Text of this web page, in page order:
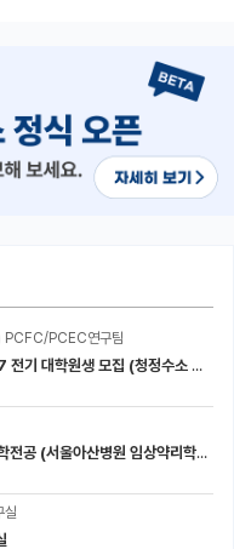
PCFC/PCEC연구팀
[KIST 수소에너지소재연구단 SSEMS] 2027 전기 대학원생 모집 (청정수소 생산/활용을 위한 프로톤 세라믹 전지)
2027학년도 전기 울산대학교 일반대학원 의과학전공 (서울아산병원 임상약리학과 약동약력학 연구실) 대학원생 모집공고
실